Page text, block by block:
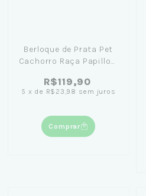
Berloque de Prata Pet
Cachorro Raça Papillon:
R$119,90
5 x de R$23,98 sem juros
Comprar